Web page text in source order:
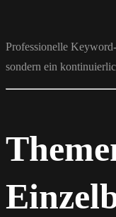
Professionelle
sondern ein